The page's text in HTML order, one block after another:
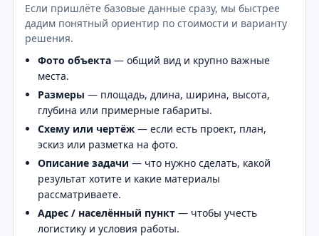
Если пришлёте базовые данные сразу, мы быстрее
дадим понятный ориентир по стоимости и варианту
решения.
Фото объекта — общий вид и крупно важные
места.
Размеры — площадь, длина, ширина, высота,
глубина или примерные габариты.
Схему или чертёж — если есть проект, план,
эскиз или разметка на фото.
Описание задачи — что нужно сделать, какой
результат хотите и какие материалы
рассматриваете.
Адрес / населённый пункт — чтобы учесть
логистику и условия работы.